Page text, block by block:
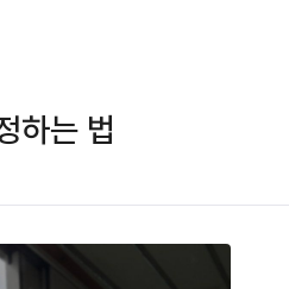
하는 법